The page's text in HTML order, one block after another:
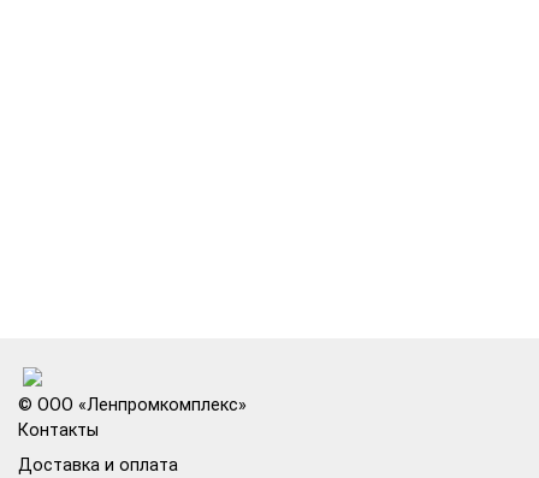
© ООО «Ленпромкомплекс»
Контакты
Доставка и оплата